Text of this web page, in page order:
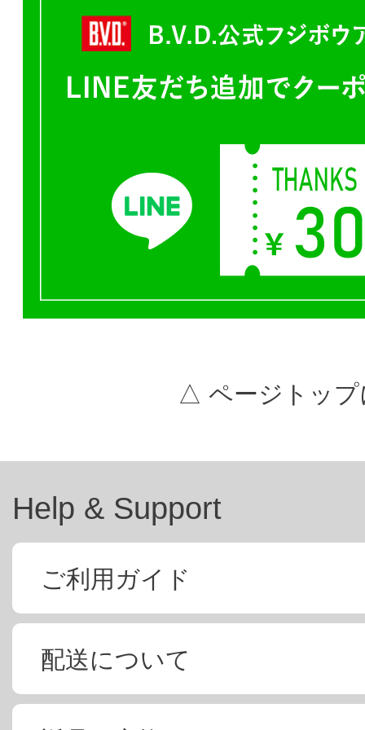
△ ページトップ
Help & Support
ご利用ガイド
配送について